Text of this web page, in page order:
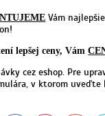
Vám
lepšej ceny, Vám
cez eshop. Pre
v ktorom